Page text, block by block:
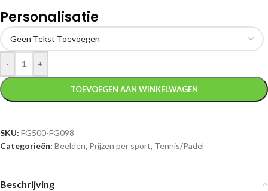
Personalisatie
- +
TOEVOEGEN AAN WINKELWAGEN
SKU: FG500-FG098
Categorieën: Beelden, Prijzen per sport, Tennis/Padel
Beschrijving